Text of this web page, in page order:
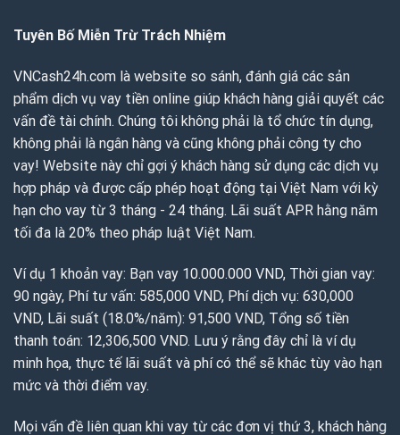
Tuyên Bố Miễn Trừ Trách Nhiệm
VNCash24h.com là website so sánh, đánh giá các sản
phẩm dịch vụ vay tiền online giúp khách hàng giải quyết các
vấn đề tài chính. Chúng tôi không phải là tổ chức tín dụng,
không phải là ngân hàng và cũng không phải công ty cho
vay! Website này chỉ gợi ý khách hàng sử dụng các dịch vụ
hợp pháp và được cấp phép hoạt động tại Việt Nam với kỳ
hạn cho vay từ 3 tháng - 24 tháng. Lãi suất APR hằng năm
tối đa là 20% theo pháp luật Việt Nam.
Ví dụ 1 khoản vay: Bạn vay 10.000.000 VND, Thời gian vay:
90 ngày, Phí tư vấn: 585,000 VND, Phí dịch vụ: 630,000
VND, Lãi suất (18.0%/năm): 91,500 VND, Tổng số tiền
thanh toán: 12,306,500 VND. Lưu ý rằng đây chỉ là ví dụ
minh họa, thực tế lãi suất và phí có thể sẽ khác tùy vào hạn
mức và thời điểm vay.
Mọi vấn đề liên quan khi vay từ các đơn vị thứ 3, khách hàng